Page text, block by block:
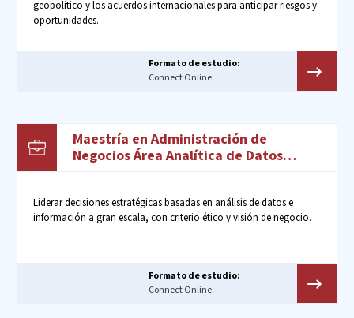
geopolítico y los acuerdos internacionales para anticipar riesgos y
oportunidades.
Formato de estudio:
Connect Online
Maestría en Administración de
Negocios Área Analítica de Datos
Liderar decisiones estratégicas basadas en análisis de datos e
información a gran escala, con criterio ético y visión de negocio.
Formato de estudio:
Connect Online